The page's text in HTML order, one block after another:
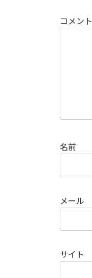
コメント
名前
メール
サイト